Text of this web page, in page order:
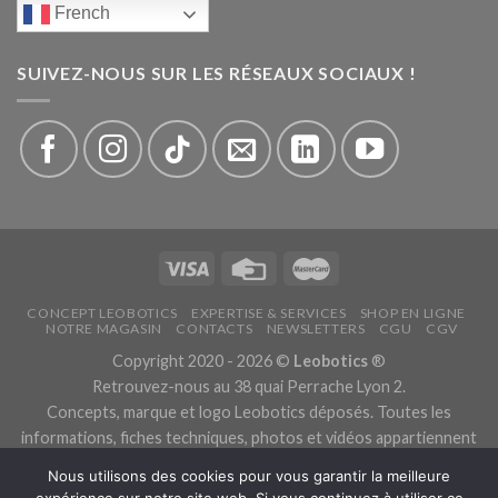
French
SUIVEZ-NOUS SUR LES RÉSEAUX SOCIAUX !
CONCEPT LEOBOTICS EXPERTISE & SERVICES
SHOP EN LIGNE
NOTRE MAGASIN
CONTACTS NEWSLETTERS CGU CGV
Copyright 2020 - 2026 © Leobotics ®
Retrouvez-nous au 38 quai Perrache Lyon 2.
Concepts, marque et logo Leobotics déposés. Toutes les
informations, fiches techniques, photos et vidéos appartiennent
Les traductions sont automatiques, veuillez nous excuser pour
Nous utilisons des cookies pour vous garantir la meilleure